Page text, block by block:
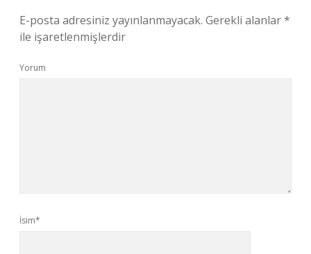
E-posta adresiniz yayınlanmayacak. Gerekli alanlar*
ile işaretlenmişlerdir
Yorum
İsim*